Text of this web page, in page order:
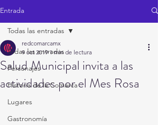
Entrada
Todas las entradas
Personajes
Historia de la Comarca
Lugares
Gastronomía
Todas las entradas
Salud Municipal invita a las
actividades por el Mes Rosa
redcomarcamx
9 oct 2019 1 min de lectura